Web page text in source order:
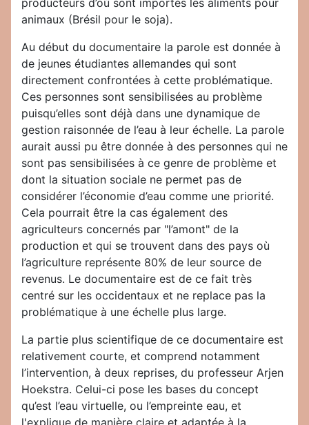
producteurs d’où sont importés les aliments pour
animaux (Brésil pour le soja).
Au début du documentaire la parole est donnée à
de jeunes étudiantes allemandes qui sont
directement confrontées à cette problématique.
Ces personnes sont sensibilisées au problème
puisqu’elles sont déjà dans une dynamique de
gestion raisonnée de l’eau à leur échelle. La parole
aurait aussi pu être donnée à des personnes qui ne
sont pas sensibilisées à ce genre de problème et
dont la situation sociale ne permet pas de
considérer l’économie d’eau comme une priorité.
Cela pourrait être la cas également des
agriculteurs concernés par "l’amont" de la
production et qui se trouvent dans des pays où
l’agriculture représente 80% de leur source de
revenus. Le documentaire est de ce fait très
centré sur les occidentaux et ne replace pas la
problématique à une échelle plus large.
La partie plus scientifique de ce documentaire est
relativement courte, et comprend notamment
l’intervention, à deux reprises, du professeur Arjen
Hoekstra. Celui-ci pose les bases du concept
qu’est l’eau virtuelle, ou l’empreinte eau, et